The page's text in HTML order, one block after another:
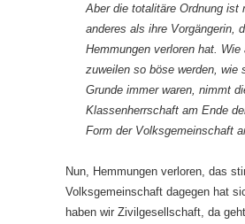
Aber die totalitäre Ordnung ist
anderes als ihre Vorgängerin,
Hemmungen verloren hat. Wie
zuweilen so böse werden, wie
Grunde immer waren, nimmt
Klassenherrschaft am Ende
Form der Volksgemeinschaft
Nun, Hemmungen verloren, das
Volksgemeinschaft dagegen hat
haben wir Zivilgesellschaft, da